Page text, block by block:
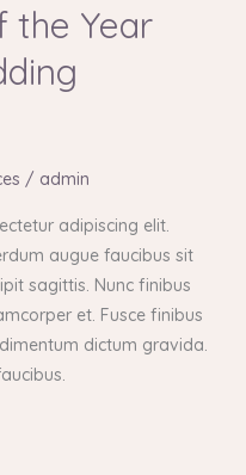
the Year
/ admin
adipiscing elit.
augue faucibus sit
sagittis. Nunc finibus
et. Fusce finibus
dictum gravida.